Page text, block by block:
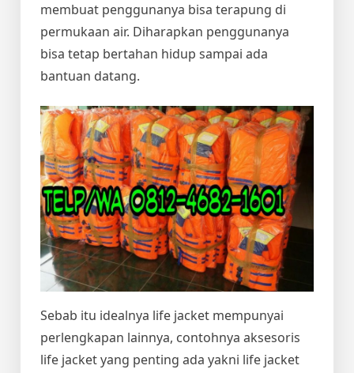
membuat penggunanya bisa terapung di
permukaan air. Diharapkan penggunanya
bisa tetap bertahan hidup sampai ada
bantuan datang.
Sebab itu idealnya life jacket mempunyai
perlengkapan lainnya, contohnya aksesoris
life jacket yang penting ada yakni life jacket